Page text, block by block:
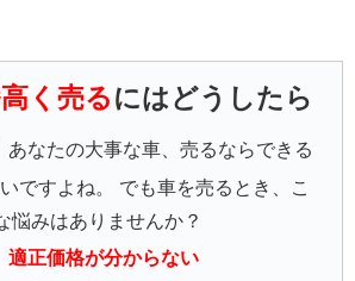
く売るにはどうしたら
あなたの大事な車、売るならできる
ですよね。 でも車を売るとき、こ
悩みはありませんか？
適正価格が分からない